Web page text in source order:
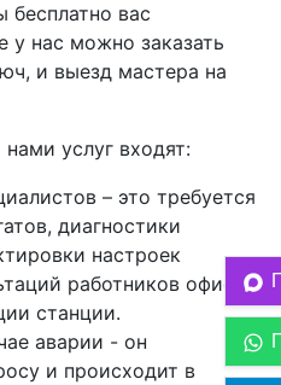
вас
у нас можно заказать
и выезд мастера на
услуг входят:
– это требуется
диагностики
настроек
работников офиса
станции.
аварии - он
и происходит в